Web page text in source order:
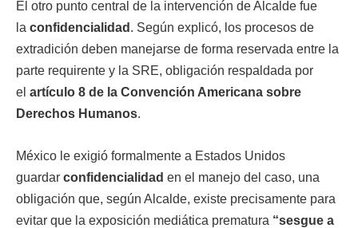
El otro punto central de la intervención de Alcalde fue
la confidencialidad . Según explicó, los procesos de
extradición deben manejarse de forma reservada entre la
parte requirente y la SRE, obligación respaldada por
el artículo 8 de la Convención Americana sobre
Derechos Humanos.
México le exigió formalmente a Estados Unidos
guardar confidencialidad en el manejo del caso, una
obligación que, según Alcalde, existe precisamente para
evitar que la exposición mediática prematura “sesgue a